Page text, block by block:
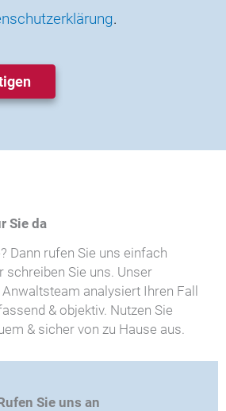
.
Sie da
Dann rufen Sie uns einfach
schreiben Sie uns. Unser
analysiert Ihren Fall
& objektiv. Nutzen Sie
& sicher von zu Hause aus.
Sie uns an